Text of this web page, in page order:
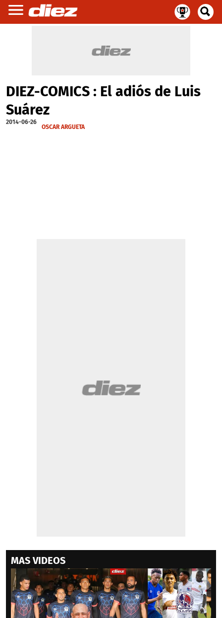
DIEZ-COMICS : El adiós de Luis
Suárez
2014-06-26
OSCAR ARGUETA
MAS VIDEOS